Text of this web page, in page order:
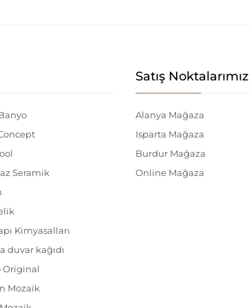
Seramik
Kimyasalları
duvar kağıdı
Original
Mozaik
Satış Noktalarımız
Alanya Mağaza
Isparta Mağaza
Burdur Mağaza
Online Mağaza